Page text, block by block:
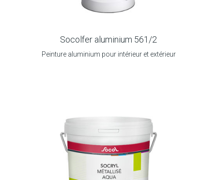
Socolfer aluminium 561/2
Peinture aluminium pour intérieur et extérieur